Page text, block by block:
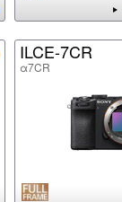
ILCE-7CR
α7CR